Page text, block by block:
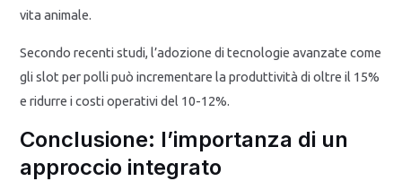
vita animale.
Secondo recenti studi, l’adozione di tecnologie avanzate come
gli slot per polli può incrementare la produttività di oltre il 15%
e ridurre i costi operativi del 10-12%.
Conclusione: l’importanza di un
approccio integrato